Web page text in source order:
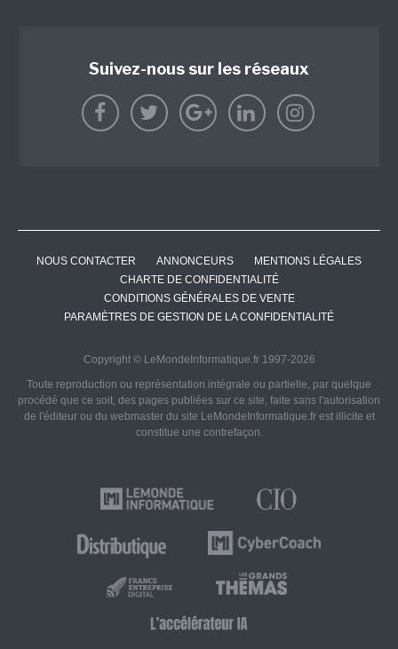
Suivez-nous sur les réseaux
NOUS CONTACTER ANNONCEURS
MENTIONS LÉGALES
CHARTE DE CONFIDENTIALITÉ
CONDITIONS GÉNÉRALES DE VENTE
PARAMÈTRES DE GESTION DE LA CONFIDENTIALITÉ
Copyright © LeMondeInformatique.fr 1997-2026
Toute reproduction ou représentation intégrale ou partielle, par quelque
procédé que ce soit, des pages publiées sur ce site, faite sans l'autorisation
de l'éditeur ou du webmaster du site LeMondeInformatique.fr est illicite et
constitue une contrefaçon.